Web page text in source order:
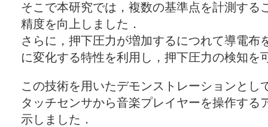
そこで本研究では，複数の基準点を計測する
精度を向上しました．
さらに，押下圧力が増加するにつれて導電布
に変化する特性を利用し，押下圧力の検知を
この技術を用いたデモンストレーションとし
タッチセンサから音楽プレイヤーを操作する
示しました．